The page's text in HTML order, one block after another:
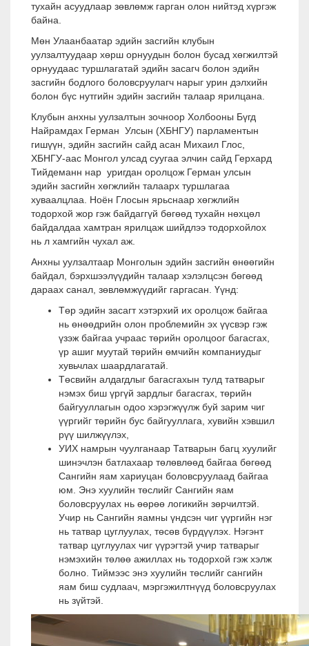
тухайн асуудлаар зөвлөмж гарган олон нийтэд хүргэж
байна.
Мөн Улаанбаатар эдийн засгийн клубын
уулзалтуудаар хөрш орнуудын болон бусад хөгжилтэй
орнуудаас туршлагатай эдийн засагч болон эдийн
засгийн бодлого боловсруулагч нарыг урин дэлхийн
болон бүс нутгийн эдийн засгийн талаар ярилцана.
Клубын анхны уулзалтын зочноор Холбооны Бүгд
Найрамдах Герман Улсын (ХБНГУ) парламентын
гишүүн, эдийн засгийн сайд асан Михаил Глос,
ХБНГУ-аас Монгол улсад суугаа элчин сайд Герхард
Тийдеманн нар уригдан оролцож Герман улсын
эдийн засгийн хөгжлийн талаарх туршлагаа
хуваалцлаа. Ноён Глосын ярьснаар хөгжлийн
тодорхой жор гэж байдаггүй бөгөөд тухайн нөхцөл
байдалдаа хамтран ярилцаж шийдлээ тодорхойлох
нь л хамгийн чухал аж.
Анхны уулзалтаар Монголын эдийн засгийн өнөөгийн
байдал, бэрхшээлүүдийн талаар хэлэлцсэн бөгөөд
дараах санал, зөвлөмжүүдийг гаргасан. Үүнд:
Төр эдийн засагт хэтэрхий их оролцож байгаа
нь өнөөдрийн олон проблемийн эх үүсвэр гэж
үзэж байгаа учраас төрийн оролцоог багасгах,
үр ашиг муутай төрийн өмчийн компаниудыг
хувьчлах шаардлагатай.
Төсвийн алдагдлыг багасгахын тулд татварыг
нэмэх биш үргүй зардлыг багасгах, төрийн
байгууллагын одоо хэрэгжүүлж буй зарим чиг
үүргийг төрийн бус байгууллага, хувийн хэвшил
рүү шилжүүлэх,
УИХ намрын чуулганаар Татварын багц хуулийг
шинэчлэн батлахаар төлөвлөөд байгаа бөгөөд
Сангийн яам хариуцан боловсруулаад байгаа
юм. Энэ хуулийн төслийг Сангийн яам
боловсруулах нь өөрөө логикийн зөрчилтэй.
Учир нь Сангийн яамны үндсэн чиг үүргийн нэг
нь татвар цуглуулах, төсөв бүрдүүлэх. Нэгэнт
татвар цуглуулах чиг үүрэгтэй учир татварыг
нэмэхийн төлөө ажиллах нь тодорхой гэж хэлж
болно. Тиймээс энэ хуулийн төслийг сангийн
яам биш судлаач, мэргэжилтнүүд боловсруулах
нь зүйтэй.